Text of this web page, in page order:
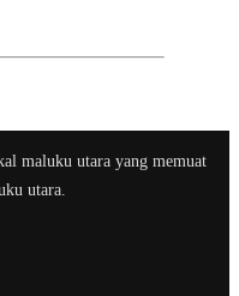
maluku utara yang memuat
utara.